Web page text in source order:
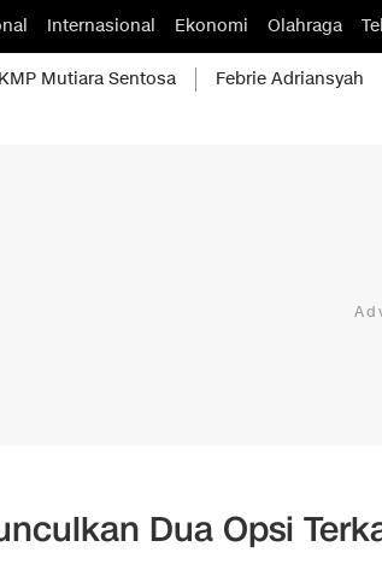
Internasional Ekonomi Olahraga
KMP Mutiara Sentosa Febrie Adriansyah
Dua Opsi